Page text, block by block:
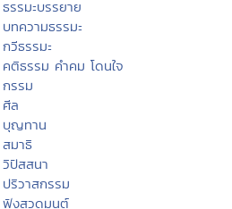
ธรรมะบรรยาย
บทความธรรมะ
กวีธรรมะ
คติธรรม คำคม โดนใจ
กรรม
ศีล
บุญทาน
สมาธิ
วิปัสสนา
ปริวาสกรรม
ฟังสวดมนต์